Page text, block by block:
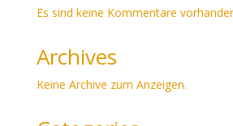
Es sind keine Kommentare
Archives
Keine Archive zum Anzeigen.